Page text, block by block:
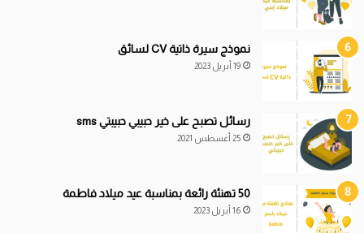
نموذج سيرة ذاتية CV لسائق
19 أبريل 2023
رسائل تصبح على خير حبيبي حبيبتي sms
25 أغسطس 2021
50 تهنئة رائعة بمناسبة عيد ميلاد فاطمة
16 أبريل 2023